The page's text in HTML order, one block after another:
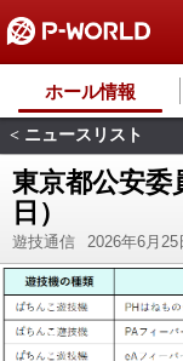
ホール情報
< ニュースリスト
東京都公安委
日）
遊技通信 2026年6月25